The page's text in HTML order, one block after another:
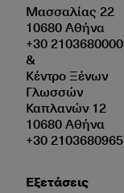
Μασσαλίας 22
10680 Αθήνα
+30 2103680000
&
Κέντρο Ξένων
Γλωσσών
Καπλανών 12
10680 Αθήνα
+30 2103680965
Εξετάσεις